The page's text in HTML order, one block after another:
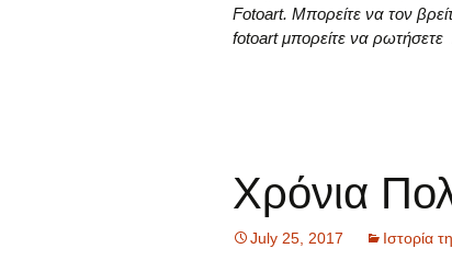
Fotoart. Μπορείτε να τον
fotoart μπορείτε να
Χρόνια
July 25, 2017 Ιστορία